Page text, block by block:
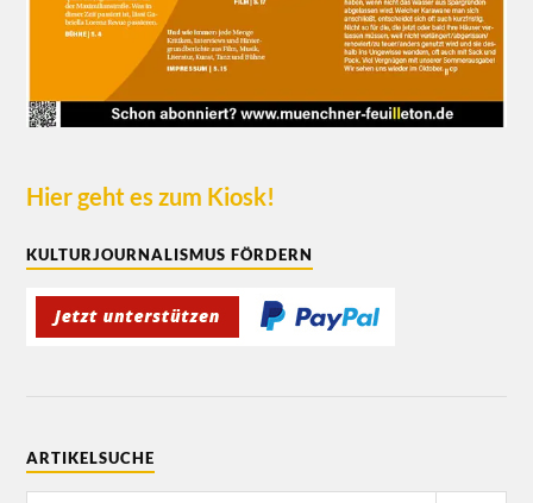
Hier geht es zum Kiosk!
KULTURJOURNALISMUS FÖRDERN
ARTIKELSUCHE